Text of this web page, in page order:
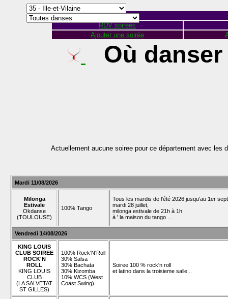
RDV soirées
Ajouter une soirée
Où
Actuellement aucune soiree pour ce département avec
Mardi 11/08/2026
Milonga
Estivale
Okdanse
(TOULOUSE)
100% Tango
Tous les mardis de l’été 2026 jusqu'au 1er
mardi 28 juillet,
milonga estivale de 21h à 1h
à ' la maison du tango
Vendredi 14/08/2026
KING LOUIS
CLUB SOIREE
ROCK'N
ROLL
KING LOUIS
CLUB
(LA SALVETAT
ST GILLES)
100% Rock'N'Roll
30% Salsa
30% Bachata
30% Kizomba
10% WCS (West
Coast Swing)
Soiree 100 % rock'n roll
et latino dans la troisieme salle